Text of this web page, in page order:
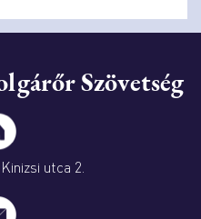
Szövetség
utca 2.